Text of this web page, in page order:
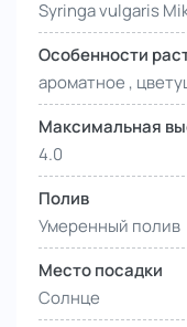
Syringa vulgaris
Особенности
ароматное ,
Максимальная
4.0
Полив
Умеренный полив
Место посадки
Солнце